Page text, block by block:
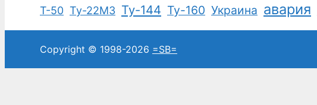
Т-50 Ту-22М3 Ту-144 Ту-160 Украина авария
Copyright © 1998-2026 =SB=